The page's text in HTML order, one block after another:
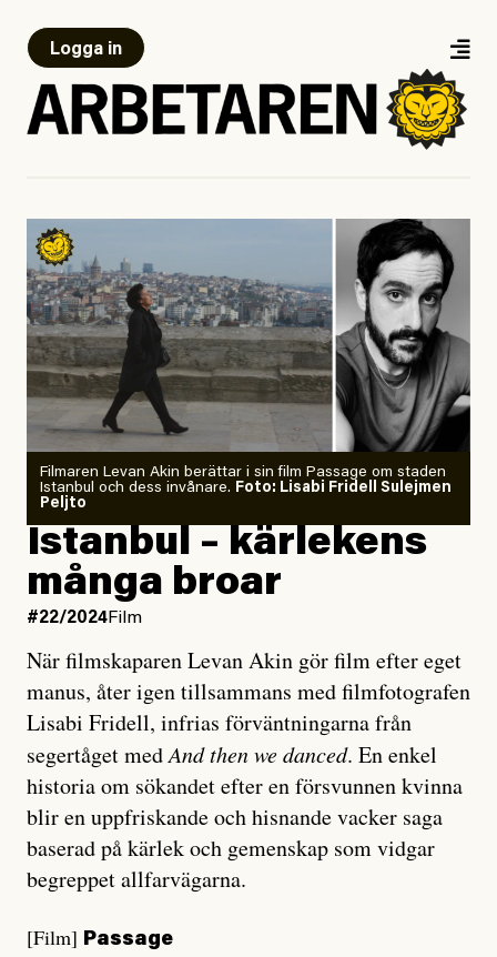
Logga in
Filmaren Levan Akin berättar i sin film Passage om staden
Istanbul och dess invånare. Foto: Lisabi Fridell Sulejmen
Peljto
Istanbul – kärlekens
många broar
#22/2024Film
När filmskaparen Levan Akin gör film efter eget
manus, åter igen tillsammans med filmfotografen
Lisabi Fridell, infrias förväntningarna från
segertåget medAnd then we danced. En enkel
historia om sökandet efter en försvunnen kvinna
blir en uppfriskande och hisnande vacker saga
baserad på kärlek och gemenskap som vidgar
begreppet allfarvägarna.
[Film] Passage